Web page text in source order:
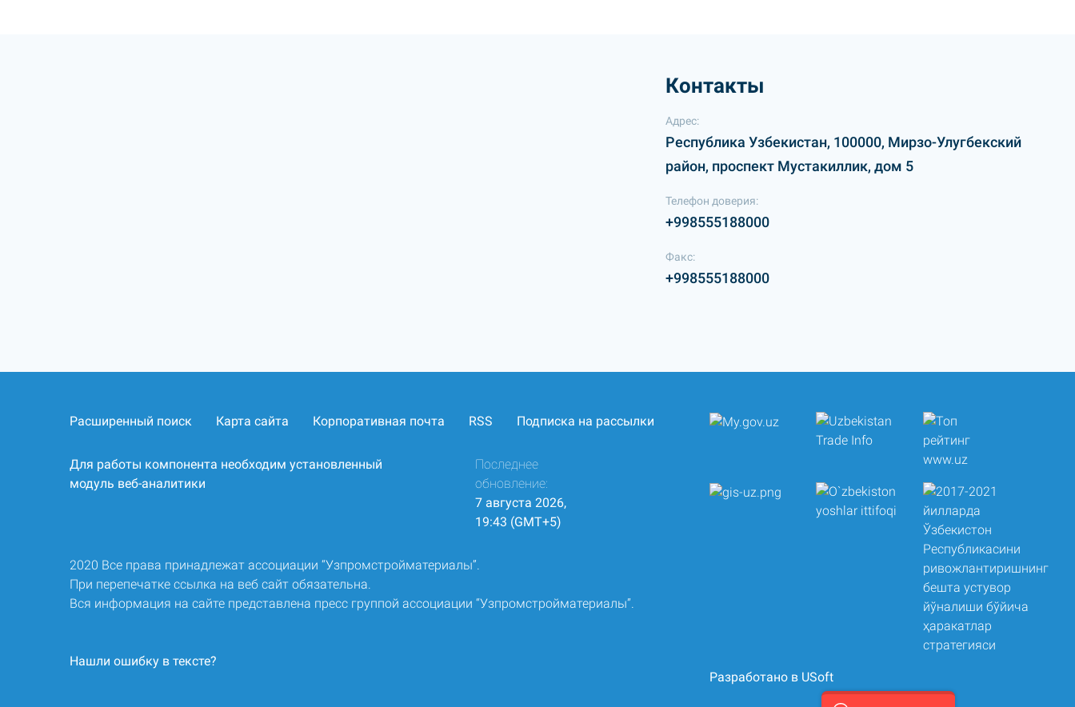
Контакты
Адрес:
Республика Узбекистан, 100000, Мирзо-Улугбекский
район, проспект Мустакиллик, дом 5
Телефон доверия:
+998555188000
Факс:
+998555188000
Расширенный поиск Карта сайта Корпоративная почта RSS Подписка на рассылки
Для работы компонента необходим установленный
модуль веб-аналитики
Последнее
обновление:
7 августа 2026,
19:43 (GMT+5)
2020 Все права принадлежат ассоциации “Узпромстройматериалы”.
При перепечатке ссылка на веб сайт обязательна.
Вся информация на сайте представлена пресс группой ассоциации “Узпромстройматериалы”.
Нашли ошибку в тексте?
Разработано в USoft